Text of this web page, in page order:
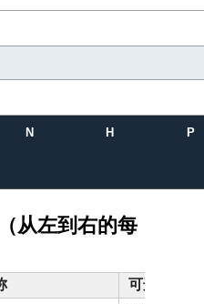
N H P
从左到右的每
可选值